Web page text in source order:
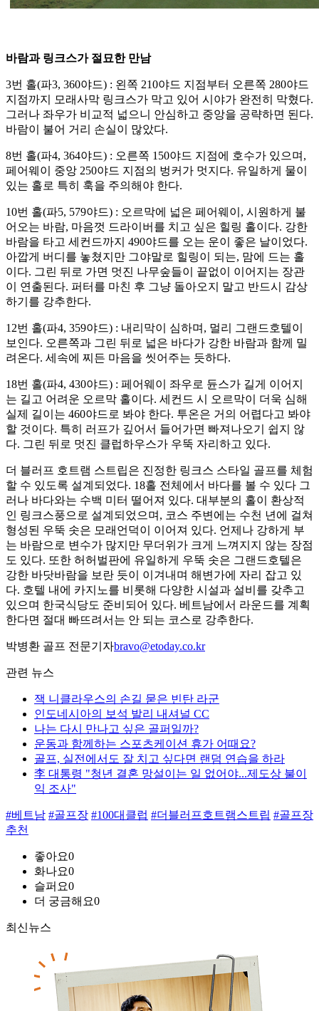
바람과 링크스가 절묘한 만남
3번 홀(파3, 360야드) : 왼쪽 210야드 지점부터 오른쪽 280야드
지점까지 모래사막 링크스가 막고 있어 시야가 완전히 막혔다.
그러나 좌우가 비교적 넓으니 안심하고 중앙을 공략하면 된다.
바람이 불어 거리 손실이 많았다.
8번 홀(파4, 364야드) : 오른쪽 150야드 지점에 호수가 있으며,
페어웨이 중앙 250야드 지점의 벙커가 멋지다. 유일하게 물이
있는 홀로 특히 훅을 주의해야 한다.
10번 홀(파5, 579야드) : 오르막에 넓은 페어웨이, 시원하게 불
어오는 바람, 마음껏 드라이버를 치고 싶은 힐링 홀이다. 강한
바람을 타고 세컨드까지 490야드를 오는 운이 좋은 날이었다.
아깝게 버디를 놓쳤지만 그야말로 힐링이 되는, 맘에 드는 홀
이다. 그린 뒤로 가면 멋진 나무숲들이 끝없이 이어지는 장관
이 연출된다. 퍼터를 마친 후 그냥 돌아오지 말고 반드시 감상
하기를 강추한다.
12번 홀(파4, 359야드) : 내리막이 심하며, 멀리 그랜드호텔이
보인다. 오른쪽과 그린 뒤로 넓은 바다가 강한 바람과 함께 밀
려온다. 세속에 찌든 마음을 씻어주는 듯하다.
18번 홀(파4, 430야드) : 페어웨이 좌우로 듄스가 길게 이어지
는 길고 어려운 오르막 홀이다. 세컨드 시 오르막이 더욱 심해
실제 길이는 460야드로 봐야 한다. 투온은 거의 어렵다고 봐야
할 것이다. 특히 러프가 깊어서 들어가면 빠져나오기 쉽지 않
다. 그린 뒤로 멋진 클럽하우스가 우뚝 자리하고 있다.
더 블러프 호트램 스트립은 진정한 링크스 스타일 골프를 체험
할 수 있도록 설계되었다. 18홀 전체에서 바다를 볼 수 있다 그
러나 바다와는 수백 미터 떨어져 있다. 대부분의 홀이 환상적
인 링크스풍으로 설계되었으며, 코스 주변에는 수천 년에 걸쳐
형성된 우뚝 솟은 모래언덕이 이어져 있다. 언제나 강하게 부
는 바람으로 변수가 많지만 무더위가 크게 느껴지지 않는 장점
도 있다. 또한 허허벌판에 유일하게 우뚝 솟은 그랜드호텔은
강한 바닷바람을 보란 듯이 이겨내며 해변가에 자리 잡고 있
다. 호텔 내에 카지노를 비롯해 다양한 시설과 설비를 갖추고
있으며 한국식당도 준비되어 있다. 베트남에서 라운드를 계획
한다면 절대 빠뜨려서는 안 되는 코스로 강추한다.
박병환 골프 전문기자bravo@etoday.co.kr
관련 뉴스
잭 니클라우스의 손길 묻은 빈탄 라군
인도네시아의 보석 발리 내셔널 CC
나는 다시 만나고 싶은 골퍼일까?
운동과 함께하는 스포츠케이션 휴가 어때요?
골프, 실전에서도 잘 치고 싶다면 랜덤 연습을 하라
李 대통령 "청년 결혼 망설이는 일 없어야...제도상 불이
익 조사"
#베트남 #골프장 #100대클럽 #더블러프호트램스트립 #골프장
추천
좋아요0
화나요0
슬퍼요0
더 궁금해요0
최신뉴스